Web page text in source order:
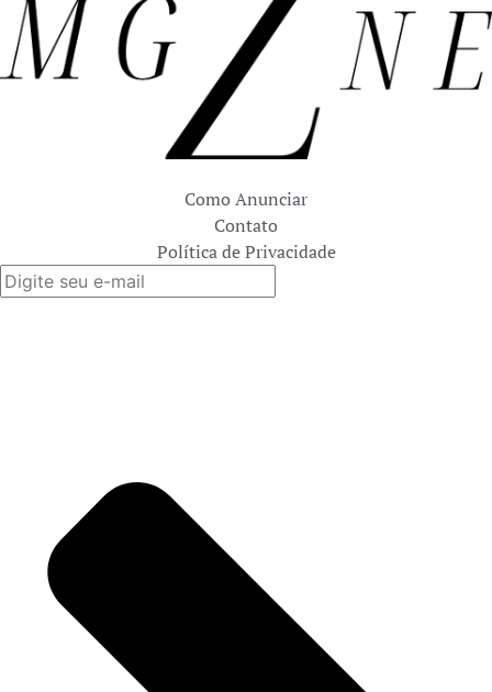
Como Anunciar
Contato
Política de Privacidade